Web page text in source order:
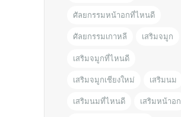
ศัลยกรรมหน้าอกที่ไหนดี
ศัลยกรรมเกาหลี เสริมจมูก
เสริมจมูกที่ไหนดี
เสริมจมูกเชียงใหม่ เสริมนม
เสริมนมที่ไหนดี เสริมหน้าอก